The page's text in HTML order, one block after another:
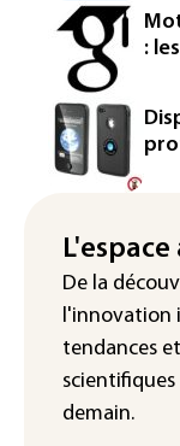
Iris³:
d'euros
européenne
Le
La
"Retour
chaleur
France
:
De la
l'innovation
tendances
scientifiques
demain.